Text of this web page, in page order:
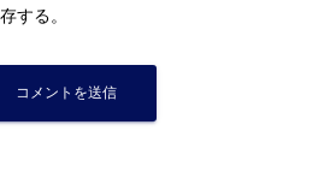
する。